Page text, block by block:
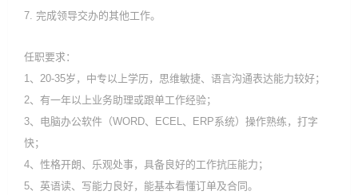
7. 完成领导交办的其他工作。
任职要求：
1、20-35岁，中专以上学历，思维敏捷、语言沟通表达能力较好；
2、有一年以上业务助理或跟单工作经验；
3、电脑办公软件（WORD、ECEL、ERP系统）操作熟练，打字
快；
4、性格开朗、乐观处事，具备良好的工作抗压能力；
5、英语读、写能力良好，能基本看懂订单及合同。